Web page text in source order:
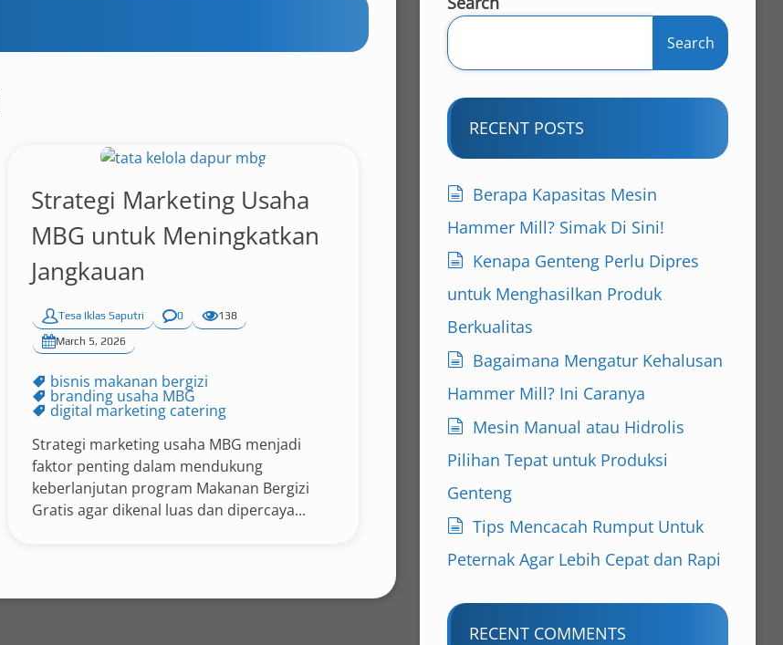
Strategi Marketing Usaha
MBG untuk Meningkatkan
Jangkauan
Tesa Iklas Saputri 0
138
March 5, 2026
bisnis makanan bergizi
branding usaha MBG
digital marketing catering
Strategi marketing usaha MBG menjadi
faktor penting dalam mendukung
keberlanjutan program Makanan Bergizi
Gratis agar dikenal luas dan dipercaya...
Search
RECENT POSTS
Berapa Kapasitas Mesin
Hammer Mill? Simak Di Sini!
Kenapa Genteng Perlu Dipres
untuk Menghasilkan Produk
Berkualitas
Bagaimana Mengatur Kehalusan
Hammer Mill? Ini Caranya
Mesin Manual atau Hidrolis
Pilihan Tepat untuk Produksi
Genteng
Tips Mencacah Rumput Untuk
Peternak Agar Lebih Cepat dan Rapi
RECENT COMMENTS